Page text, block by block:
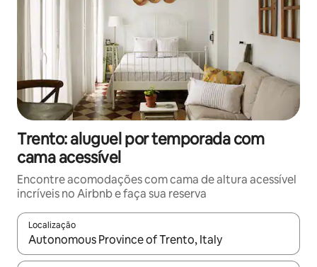
Trento: aluguel por temporada com
cama acessível
Encontre acomodações com cama de altura acessível
incríveis no Airbnb e faça sua reserva
Localização
Quando os resultados estiverem disponíveis, explore-os